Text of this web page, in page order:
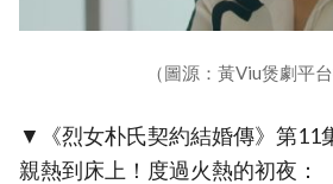
（圖源：黃Viu煲劇平台
▼《烈女朴氏契約結婚傳》第11
親熱到床上！度過火熱的初夜：